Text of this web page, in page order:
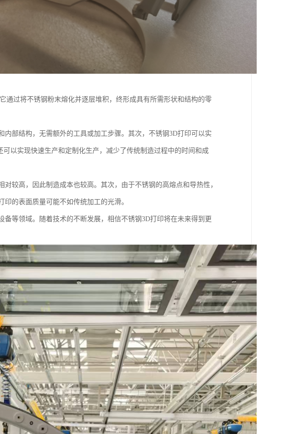
通过将不锈钢粉末熔化并逐层堆积，终形成具有所需形状和结构的零
部结构，无需额外的工具或加工步骤。其次，不锈钢3D打印可以实
以实现快速生产和定制化生产，减少了传统制造过程中的时间和成
较高，因此制造成本也较高。其次，由于不锈钢的高熔点和导热性，
的表面质量可能不如传统加工的光滑。
等领域。随着技术的不断发展，相信不锈钢3D打印将在未来得到更